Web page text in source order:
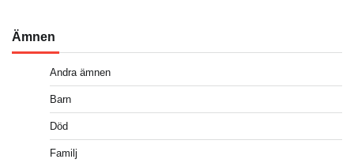
Ämnen
Andra ämnen
Barn
Död
Familj